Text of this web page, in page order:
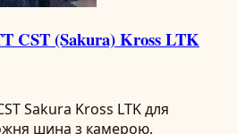
CST (Sakura) Kross LTK
Sakura Kross LTK для
шина з камерою.